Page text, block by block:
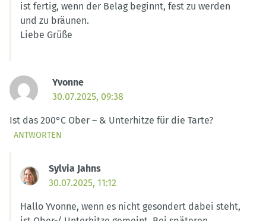
ist fertig, wenn der Belag beginnt, fest zu werden
und zu bräunen.
Liebe Grüße
Yvonne
30.07.2025, 09:38
Ist das 200°C Ober – & Unterhitze für die Tarte?
ANTWORTEN
Sylvia Jahns
30.07.2025, 11:12
Hallo Yvonne, wenn es nicht gesondert dabei steht,